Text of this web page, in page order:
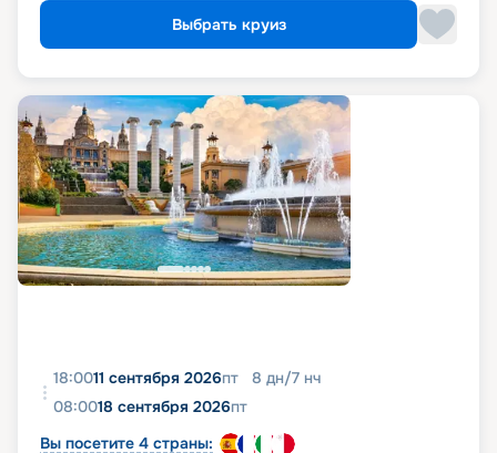
Выбрать круиз
18:0011 сентября 2026пт 8 дн/7 нч
08:0018 сентября 2026пт
Вы посетите 4 страны: